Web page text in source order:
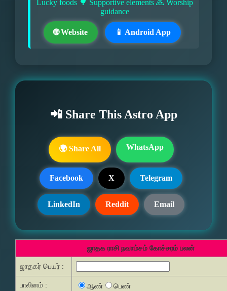
Lucky foods 🌳 Supportive elements 🙏 Worship
guidance
🌐 Website 📱 Android App
📲 Share This Astro App
🌍 Share All WhatsApp
Facebook X Telegram
LinkedIn Reddit Email
ஜாதக ராசி நவாம்சம் கோச்சரம் பலன்
ஜாதகர் பெயர் :
பாலினம் : ஆண் பெண்